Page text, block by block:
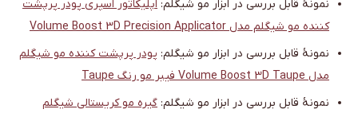
نمونهٔ قابل بررسی در ابزار مو شیگلم: اپلیکاتور اسپری پودر پرپشت
کننده مو شیگلم مدل Volume Boost 3D Precision Applicator
نمونهٔ قابل بررسی در ابزار مو شیگلم: پودر پرپشت کننده مو شیگلم
مدل Volume Boost 3D Taupe فیبر مو رنگ Taupe
نمونهٔ قابل بررسی در ابزار مو شیگلم: گیره مو کریستالی شیگلم